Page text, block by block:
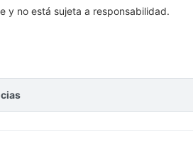
y no está sujeta a responsabilidad.